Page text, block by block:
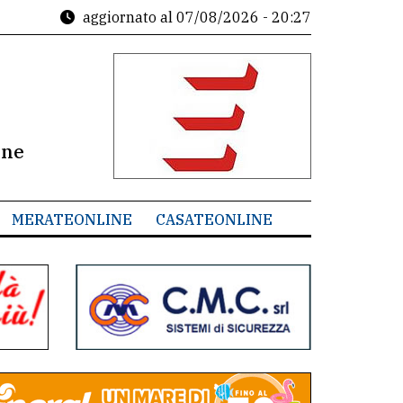
aggiornato al 07/08/2026 - 20:27
MERATEONLINE CASATEONLINE